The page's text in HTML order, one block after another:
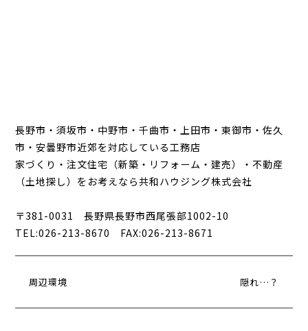
長野市・須坂市・中野市・千曲市・上田市・東御市・佐久
市・安曇野市近郊を対応している工務店
家づくり・注文住宅（新築・リフォーム・建売）・不動産
（土地探し）をお考えなら共和ハウジング株式会社
〒381-0031 長野県長野市西尾張部1002-10
TEL:026-213-8670 FAX:026-213-8671
周辺環境 隠れ…？